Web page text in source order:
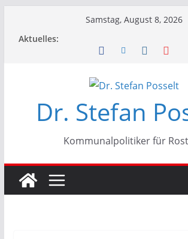
Samstag, August 8, 2026
Aktuelles:
Dr. Stefan
Kommunalpolitiker für